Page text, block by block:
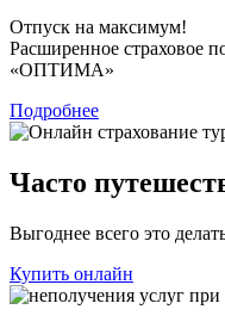
Отпуск на максимум!
Расширенное страховое
«ОПТИМА»
Подробнее
Часто
Выгоднее всего это
Купить онлайн